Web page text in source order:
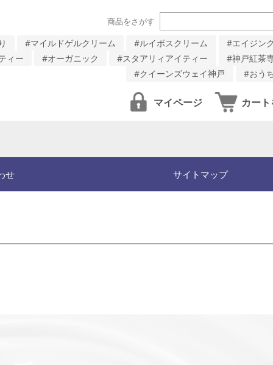
商品をさがす
#マイルドゲルクリーム #ルイボスクリーム
#エイジン
ィー
#オーガニック #スタアリィアイティー
#神戸紅茶
#クイーンズウェイ神戸
#おう
マイページ カー
せ サイトマップ